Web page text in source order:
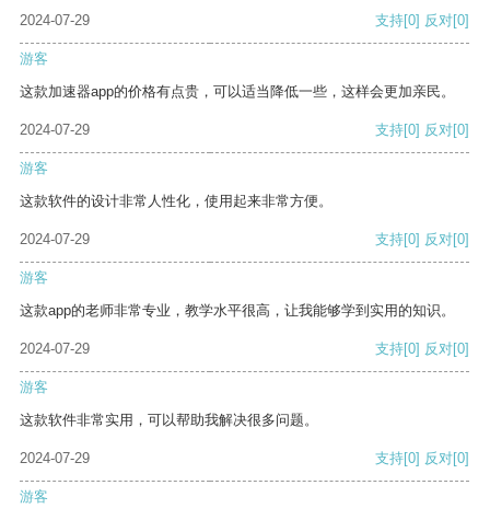
2024-07-29 支持[0] 反对[0]
游客
这款加速器app的价格有点贵，可以适当降低一些，这样会更加亲民。
2024-07-29 支持[0] 反对[0]
游客
这款软件的设计非常人性化，使用起来非常方便。
2024-07-29 支持[0] 反对[0]
游客
这款app的老师非常专业，教学水平很高，让我能够学到实用的知识。
2024-07-29 支持[0] 反对[0]
游客
这款软件非常实用，可以帮助我解决很多问题。
2024-07-29 支持[0] 反对[0]
游客